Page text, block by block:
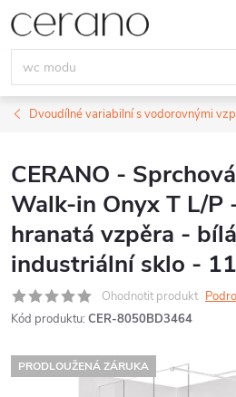
Přejít
na
obsah
Dvoudílné variabilní s vodorovnými
CERANO -
Walk-in Onyx T L/P
hranatá vzpěra -
industriální sklo -
Ohodnotit produkt
Kód produktu: CER-8050BD3464
PRODLOUŽENÁ ZÁRUKA